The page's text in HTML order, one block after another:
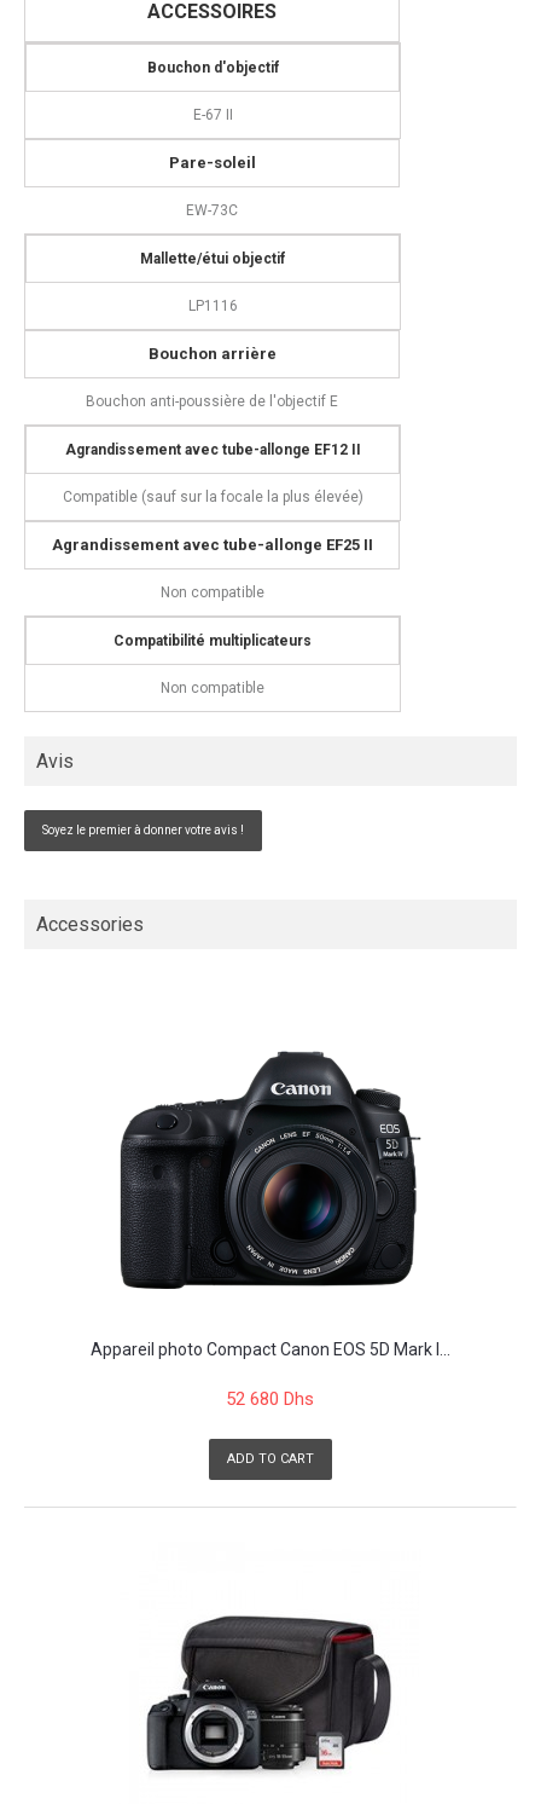
ACCESSOIRES
Bouchon d'objectif
E-67 II
Pare-soleil
EW-73C
Mallette/étui objectif
LP1116
Bouchon arrière
Bouchon anti-poussière de l'objectif E
Agrandissement avec tube-allonge EF12 II
Compatible (sauf sur la focale la plus élevée)
Agrandissement avec tube-allonge EF25 II
Non compatible
Compatibilité multiplicateurs
Non compatible
Avis
Soyez le premier à donner votre avis !
Accessories
Appareil photo Compact Canon EOS 5D Mark I...
52 680 Dhs
ADD TO CART